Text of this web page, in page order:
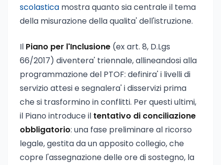
scolastica mostra quanto sia centrale il tema
della misurazione della qualita' dell'istruzione.
Il Piano per l'Inclusione (ex art. 8, D.Lgs
66/2017) diventera' triennale, allineandosi alla
programmazione del PTOF: definira' i livelli di
servizio attesi e segnalera' i disservizi prima
che si trasformino in conflitti. Per questi ultimi,
il Piano introduce il tentativo di conciliazione
obbligatorio: una fase preliminare al ricorso
legale, gestita da un apposito collegio, che
copre l'assegnazione delle ore di sostegno, la